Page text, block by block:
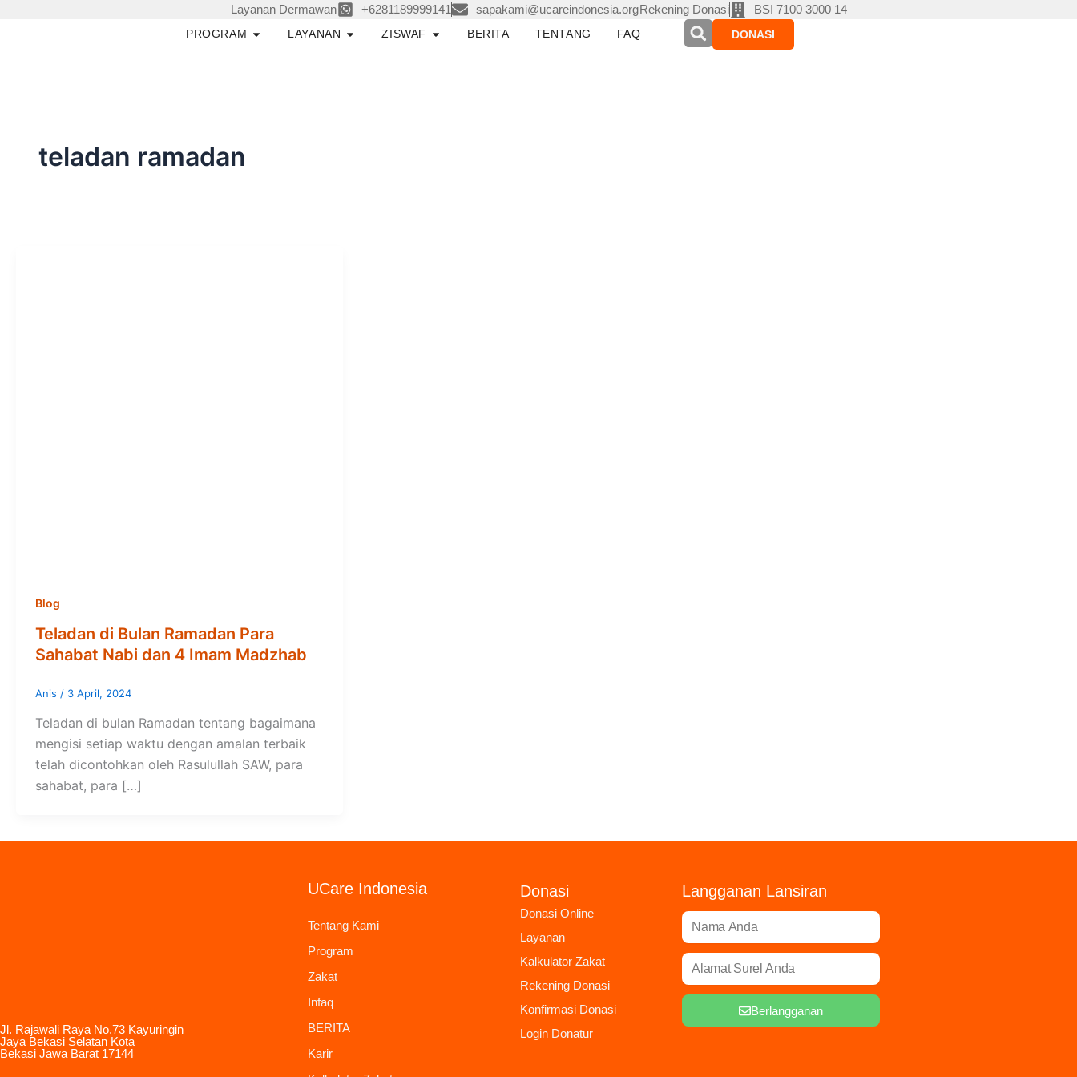
Layanan Dermawan +6281189999141 sapakami@ucareindonesia.orgRekening Donasi BSI 7100 3000 14
PROGRAM Open PROGRAM
LAYANAN Open LAYANAN
ZISWAF Open ZISWAF
BERITA TENTANG FAQ DONASI
teladan ramadan
Blog
Teladan di Bulan Ramadan Para
Sahabat Nabi dan 4 Imam Madzhab
Anis / 3 April, 2024
Teladan di bulan Ramadan tentang bagaimana
mengisi setiap waktu dengan amalan terbaik
telah dicontohkan oleh Rasulullah SAW, para
sahabat, para […]
Jl. Rajawali Raya No.73 Kayuringin
Jaya Bekasi Selatan Kota
Bekasi Jawa Barat 17144
UCare Indonesia
Tentang Kami
Program
Zakat
Infaq
BERITA
Karir
Donasi
Donasi Online
Layanan
Kalkulator Zakat
Rekening Donasi
Konfirmasi Donasi
Login Donatur
Langganan Lansiran
Berlangganan